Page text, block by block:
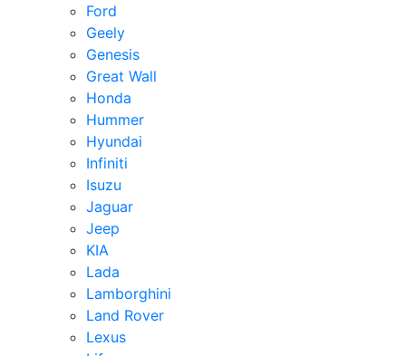
Ford
Geely
Genesis
Great Wall
Honda
Hummer
Hyundai
Infiniti
Isuzu
Jaguar
Jeep
KIA
Lada
Lamborghini
Land Rover
Lexus